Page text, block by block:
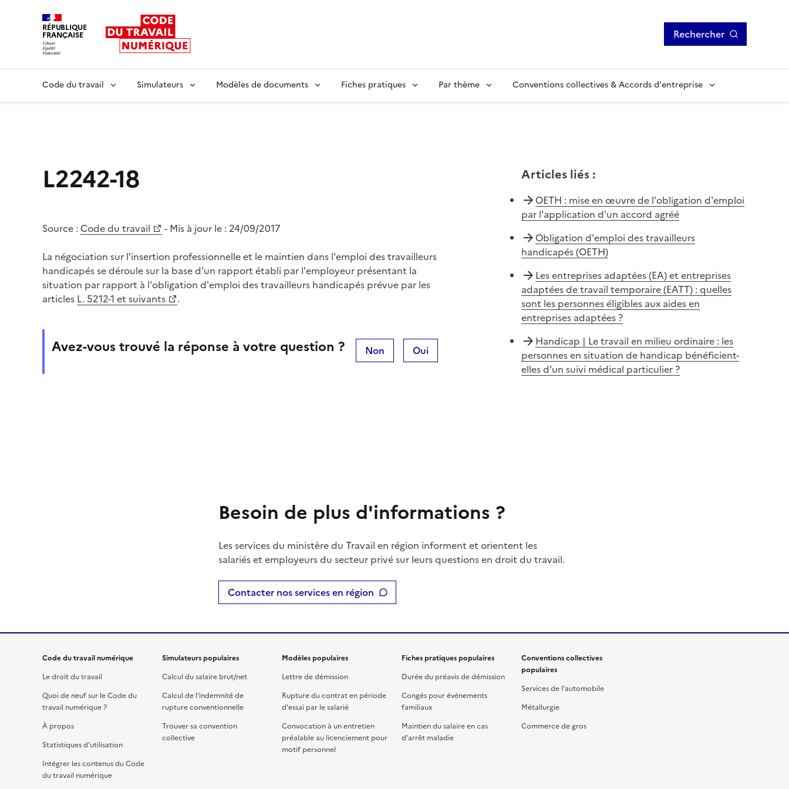
RÉPUBLIQUE
FRANÇAISE Rechercher
Code du travail Simulateurs Modèles de documents Fiches pratiques Par thème Conventions collectives & Accords d'entreprise
L2242-18
Source : Code du travail - Mis à jour le : 24/09/2017
La négociation sur l'insertion professionnelle et le maintien dans l'emploi des travailleurs
handicapés se déroule sur la base d'un rapport établi par l'employeur présentant la
situation par rapport à l'obligation d'emploi des travailleurs handicapés prévue par les
articles L. 5212-1 et suivants .
Avez-vous trouvé la réponse à votre question ? Non Oui
Articles liés:
OETH : mise en œuvre de l'obligation d'emploi
par l'application d'un accord agréé
Obligation d'emploi des travailleurs
handicapés (OETH)
Les entreprises adaptées (EA) et entreprises
adaptées de travail temporaire (EATT) : quelles
sont les personnes éligibles aux aides en
entreprises adaptées ?
Handicap | Le travail en milieu ordinaire : les
personnes en situation de handicap bénéficient-
elles d’un suivi médical particulier ?
Besoin de plus d'informations ?
Les services du ministère du Travail en région informent et orientent les
salariés et employeurs du secteur privé sur leurs questions en droit du travail.
Contacter nos services en région
Code du travail numérique
Le droit du travail
Quoi de neuf sur le Code du
travail numérique ?
À propos
Statistiques d'utilisation
Intégrer les contenus du Code
du travail numérique
Simulateurs populaires
Calcul du salaire brut/net
Calcul de l'indemnité de
rupture conventionnelle
Trouver sa convention
collective
Modèles populaires
Lettre de démission
Rupture du contrat en période
d'essai par le salarié
Convocation à un entretien
préalable au licenciement pour
motif personnel
Fiches pratiques populaires
Durée du préavis de démission
Congés pour événements
familiaux
Maintien du salaire en cas
d'arrêt maladie
Conventions collectives
populaires
Services de l'automobile
Métallurgie
Commerce de gros